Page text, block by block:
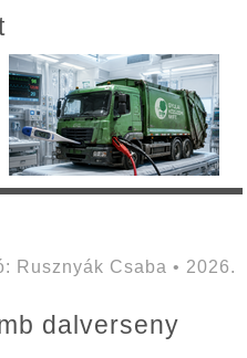
Rusznyák Csaba • 2026.
dalverseny